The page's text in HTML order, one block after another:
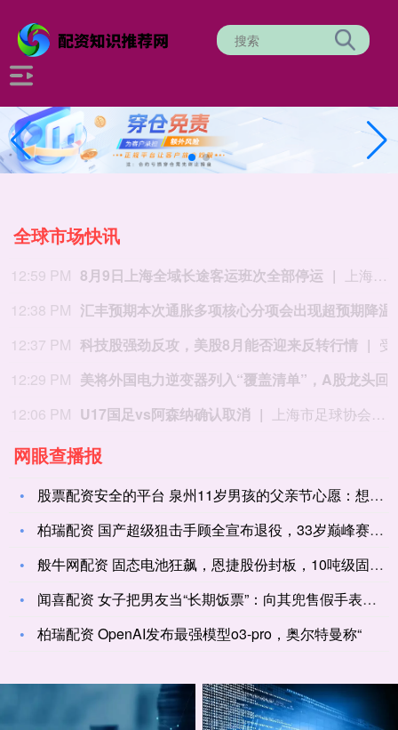
全球市场快讯
12:59 PM 8月9日上海全域长途客运班次全部停运
上海长途汽车客运总站有限公司介绍，受今年第13号台风 “白海豚” 外围影响，上海发布暴雨红色预警，根据行业管理部门管控要求，2026年8月9日上海全域长途客运班次全部停运，上海长途客运总站临时关停。
12:38 PM
12:37 PM 科技股强劲反攻，美股8月能否迎来反转行情
12:29 PM
12:06 PM U17国足vs阿森纳确认取消 上海市足球协会8月9日中午在微信公众号上发布公告，2026上海明日之星冠军杯男子组决赛取消。决赛对阵为中国男足U17对阵阿森纳U17，受台风影响，本场比赛现已确定取消，不延期进行。
网眼查播报
股票配资安全的平台 泉州11岁男孩的父亲节心愿：想要20元的
柏瑞配资 国产超级狙击手顾全宣布退役，33岁巅峰赛季场均17
般牛网配资 固态电池狂飙，恩捷股份封板，10吨级固态电解质产
闻喜配资 女子把男友当“长期饭票”：向其兜售假手表、假衣物，
柏瑞配资 OpenAI发布最强模型o3-pro，奥尔特曼称“